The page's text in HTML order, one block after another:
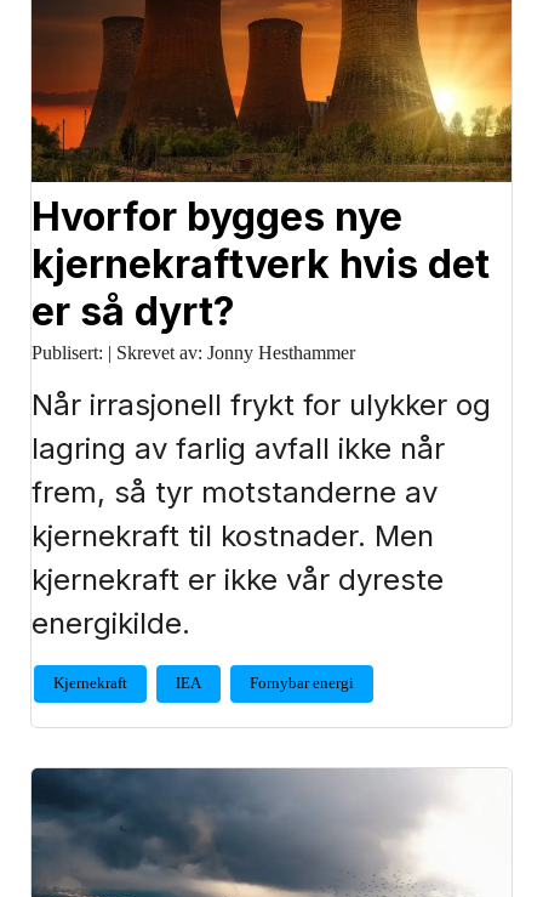
Hvorfor bygges nye
kjernekraftverk hvis det
er så dyrt?
Publisert: | Skrevet av: Jonny Hesthammer
Når irrasjonell frykt for ulykker og
lagring av farlig avfall ikke når
frem, så tyr motstanderne av
kjernekraft til kostnader. Men
kjernekraft er ikke vår dyreste
energikilde.
Kjernekraft IEA Fornybar energi